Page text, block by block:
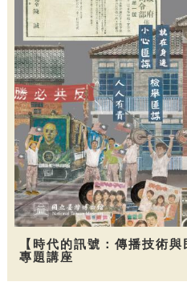
【時代的訊號：傳播技術
專題講座